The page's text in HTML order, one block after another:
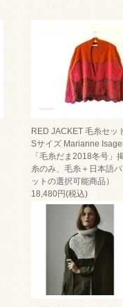
RED JACKET 毛糸セッ
Sサイズ Marianne
「毛糸だま2018冬号」
糸のみ、毛糸＋日本語
ットの選択可能商品）
18,480円(税込)
SOLD OUT